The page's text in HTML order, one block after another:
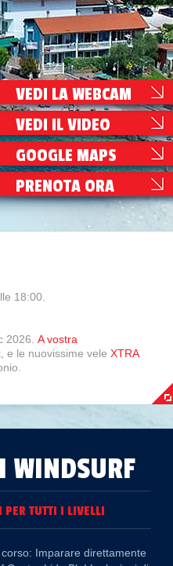
PRENOTA ORA
GOOGLE MAPS
VEDI IL VIDEO
VEDI LA WEBCAM
18:00.
2026. A vostra
e le nuovissime vele XTRA
e del foil senza vento.
cambiare il tuo hydrofoil!
le sue più alte prestazioni
facile e veloce.
con inserti Tuttlebox
WINDSURF
PER TUTTI I LIVELLI
Imparare direttamente